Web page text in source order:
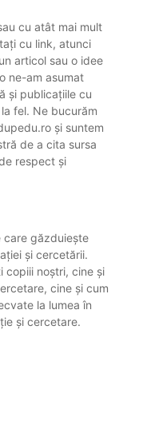
cu atât mai mult
cu link, atunci
articol sau o idee
ne-am asumat
și publicațiile cu
fel. Ne bucurăm
și suntem
de a cita sursa
respect și
care găzduiește
și cercetării.
copiii noștri, cine și
cine și cum
la lumea în
și cercetare.